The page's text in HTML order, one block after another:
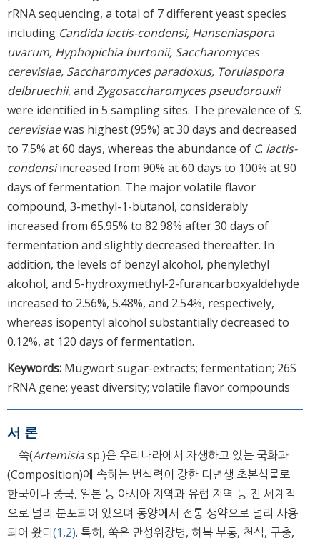
rRNA sequencing, a total of 7 different yeast species
including Candida lactis-condensi, Hanseniaspora
uvarum, Hyphopichia burtonii, Saccharomyces
cerevisiae, Saccharomyces paradoxus, Torulaspora
delbruechii, and Zygosaccharomyces pseudorouxii
were identified in 5 sampling sites. The prevalence of S.
cerevisiaewas highest (95%) at 30 days and decreased
to 7.5% at 60 days, whereas the abundance of C. lactis-
condensiincreased from 90% at 60 days to 100% at 90
days of fermentation. The major volatile flavor
compound, 3-methyl-1-butanol, considerably
increased from 65.95% to 82.98% after 30 days of
fermentation and slightly decreased thereafter. In
addition, the levels of benzyl alcohol, phenylethyl
alcohol, and 5-hydroxymethyl-2-furancarboxyaldehyde
increased to 2.56%, 5.48%, and 2.54%, respectively,
whereas isopentyl alcohol substantially decreased to
0.12%, at 120 days of fermentation.
Keywords: Mugwort sugar-extracts; fermentation; 26S
rRNA gene; yeast diversity; volatile flavor compounds
서 론
쑥(Artemisiasp.)은 우리나라에서 자생하고 있는 국화과
(Composition)에 속하는 번식력이 강한 다년생 초본식물로
한국이나 중국, 일본 등 아시아 지역과 유럽 지역 등 전 세계적
으로 널리 분포되어 있으며 동양에서 전통 생약으로 널리 사용
되어 왔다(1,2). 특히, 쑥은 만성위장병, 하복 부통, 천식, 구충,